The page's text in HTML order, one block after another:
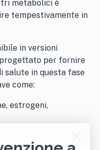
metabolici è
tempestivamente in
in versioni
per fornire
salute in questa fase
come:
estrogeni,
glicemia).